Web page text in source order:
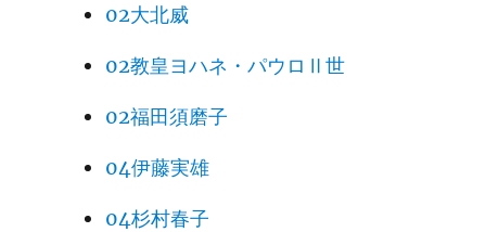
02大北威
02教皇ヨハネ・パウロⅡ世
02福田須磨子
04伊藤実雄
04杉村春子